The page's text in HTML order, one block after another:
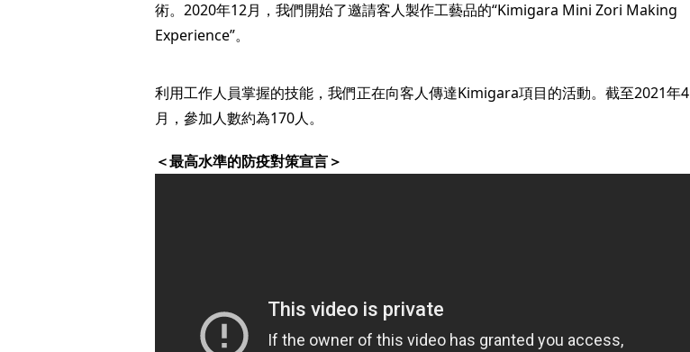
術。2020年12月，我們開始了邀請客人製作工藝品的“Kimigara Mini Zori Making
Experience”。
利用工作人員掌握的技能，我們正在向客人傳達Kimigara項目的活動。截至2021年4
月，參加人數約為170人。
＜最高水準的防疫對策宣言＞